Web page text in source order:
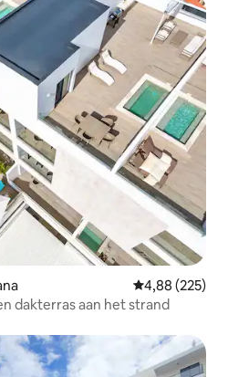
Gemiddelde
4,88 (225)
dakterras aan het strand